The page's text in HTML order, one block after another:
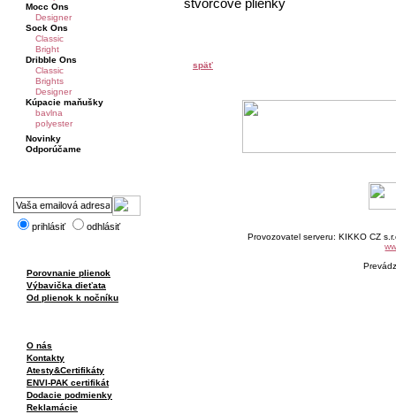
Mocc Ons
Designer
Sock Ons
Classic
Bright
Dribble Ons
Classic
Brights
Designer
Kúpacie maňušky
bavlna
polyester
Novinky
Odporúčame
prihlásiť odhlásiť
Porovnanie plienok
Výbavička dieťata
Od plienok k nočníku
O nás
Kontakty
Atesty&Certifikáty
ENVI-PAK certifikát
Dodacie podmienky
Reklamácie
štvorcové plienky
späť
Provozovatel serveru: KIKKO CZ